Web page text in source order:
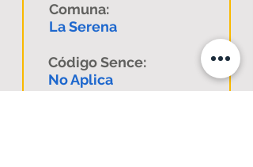
Comuna:
La Serena
Código Sence:
No Aplica